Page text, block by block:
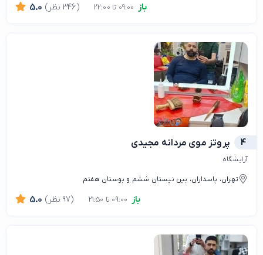
باز 5.0 (346 نظر)
4 پروتز موی مردانه مجیدی
آرایشگاه
تهران، پاسداران، بین نیستان ششم و بوستان هفتم
باز 5.0 (97 نظر)